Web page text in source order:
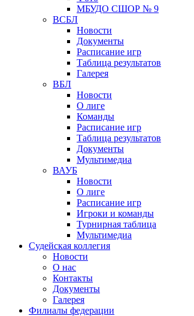
МБУДО СШОР № 9
ВСБЛ
Новости
Документы
Расписание игр
Таблица результатов
Галерея
ВБЛ
Новости
О лиге
Команды
Расписание игр
Таблица результатов
Документы
Мультимедиа
ВАУБ
Новости
О лиге
Расписание игр
Игроки и команды
Турнирная таблица
Мультимедиа
Судейская коллегия
Новости
О нас
Контакты
Документы
Галерея
Филиалы федерации